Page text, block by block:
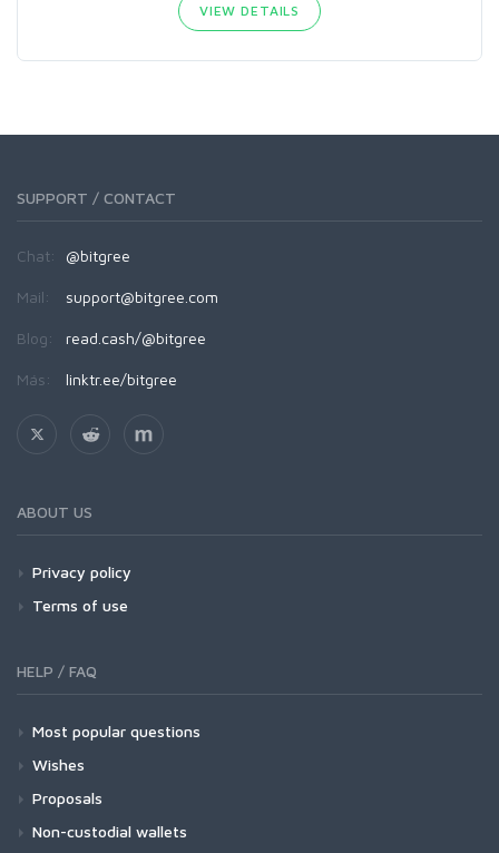
VIEW DETAILS
SUPPORT / CONTACT
Chat: @bitgree
Mail: support@bitgree.com
Blog: read.cash/@bitgree
Más: linktr.ee/bitgree
ABOUT US
Privacy policy
Terms of use
HELP / FAQ
Most popular questions
Wishes
Proposals
Non-custodial wallets